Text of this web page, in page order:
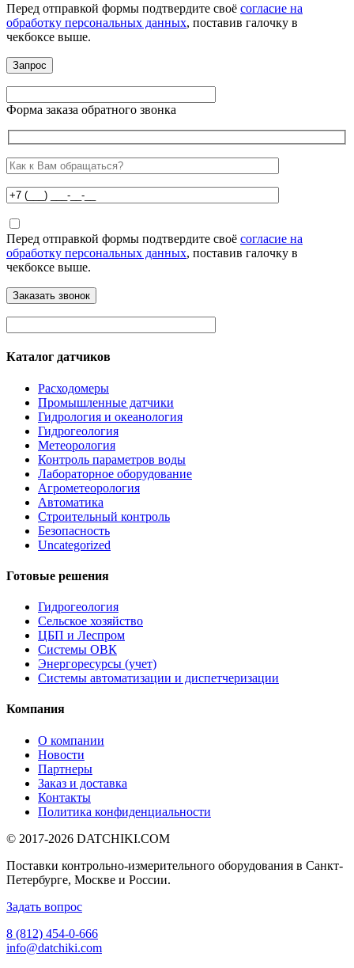
Перед отправкой формы подтвердите своё согласие на
обработку персональных данных, поставив галочку в
чекбоксе выше.
Форма заказа обратного звонка
Перед отправкой формы подтвердите своё согласие на
обработку персональных данных, поставив галочку в
чекбоксе выше.
Каталог датчиков
Расходомеры
Промышленные датчики
Гидрология и океанология
Гидрогеология
Метеорология
Контроль параметров воды
Лабораторное оборудование
Агрометеорология
Автоматика
Строительный контроль
Безопасность
Uncategorized
Готовые решения
Гидрогеология
Сельское хозяйство
ЦБП и Леспром
Системы ОВК
Энергоресурсы (учет)
Системы автоматизации и диспетчеризации
Компания
О компании
Новости
Партнеры
Заказ и доставка
Контакты
Политика конфиденциальности
© 2017-2026 DATCHIKI.COM
Поставки контрольно-измерительного оборудования в Санкт-
Петербурге, Москве и России.
Задать вопрос
8 (812) 454-0-666
info@datchiki.com